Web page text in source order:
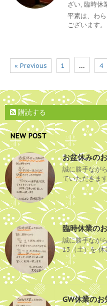
ざい, 臨時休
平素は、わ
ございます
« Previous 1 … 4
購読する
NEW POST
お盆休みの
誠に勝手なが
ていただきま
臨時休業の
誠に勝手なが
13（土）を 休
GW休業の